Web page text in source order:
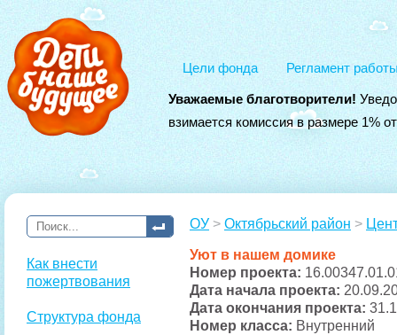
Цели фонда Регламент
Уважаемые благотворители!
взимается комиссия в размере 1%
Как внести
пожертвования
Структура фонда
ОУ > Октябрьский район >
Уют в нашем домике
Номер проекта:
Дата начала проекта:
Дата окончания проекта:
Номер класса: Внутренний